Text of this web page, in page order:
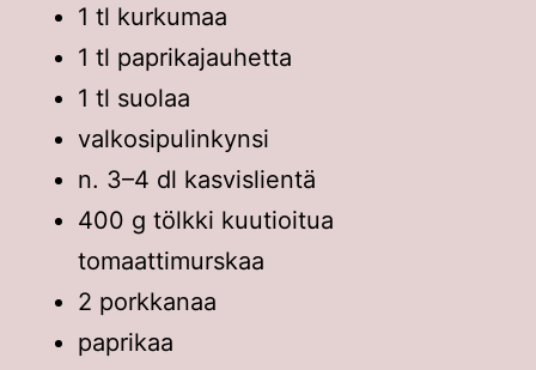
1 tl kurkumaa
1 tl paprikajauhetta
1 tl suolaa
valkosipulinkynsi
n. 3–4 dl kasvislientä
400 g tölkki kuutioitua
tomaattimurskaa
2 porkkanaa
paprikaa